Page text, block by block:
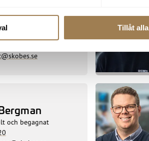
Tillåt alla
/ Säljare Volvo /
och begagnat